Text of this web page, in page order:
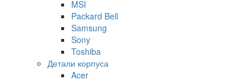
MSI
Packard Bell
Samsung
Sony
Toshiba
Детали корпуса
Acer